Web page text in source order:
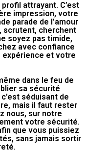
attrayant. C’est
impression, votre
parade de l’amour
scrutent, cherchent
soyez pas timide,
avec confiance
et votre
dans le feu de
sa sécurité
séduisant de
mais il faut rester
nous, sur notre
votre sécurité.
que vous puissiez
sans jamais sortir